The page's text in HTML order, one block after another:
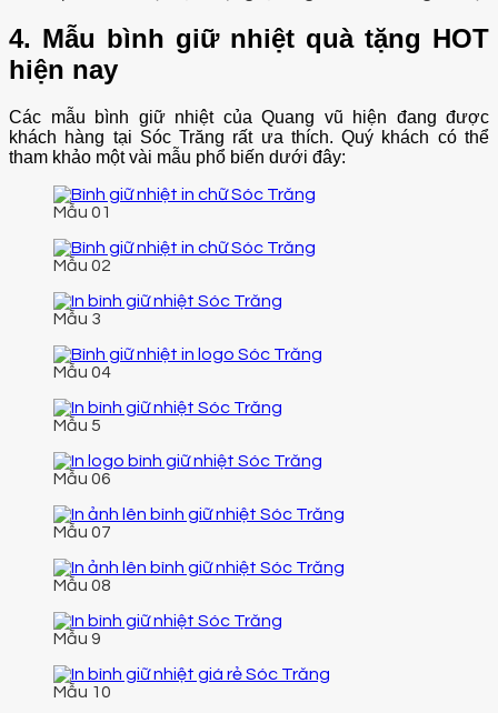
4. Mẫu bình giữ nhiệt quà tặng HOT
hiện nay
Các mẫu bình giữ nhiệt của Quang vũ hiện đang được
khách hàng tại Sóc Trăng rất ưa thích. Quý khách có thể
tham khảo một vài mẫu phổ biến dưới đây:
Mẫu 01
Mẫu 02
Mẫu 3
Mẫu 04
Mẫu 5
Mẫu 06
Mẫu 07
Mẫu 08
Mẫu 9
Mẫu 10